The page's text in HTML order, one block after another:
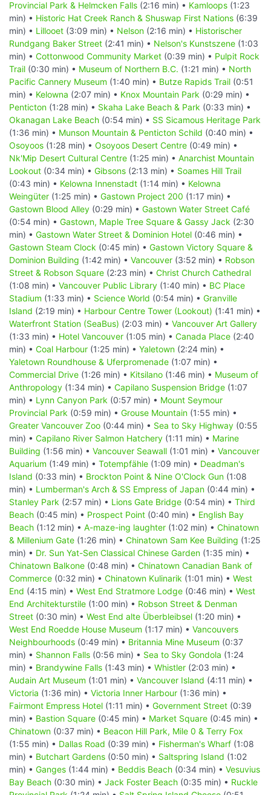
Provincial Park & Helmcken Falls (2:16 min) • Kamloops (1:23
min) • Historic Hat Creek Ranch & Shuswap First Nations (6:39
min) • Lillooet (3:09 min) • Nelson (2:16 min) • Historischer
Rundgang Baker Street (2:41 min) • Nelson's Kunstszene (1:03
min) • Cottonwood Community Market (0:39 min) • Pulpit Rock
Trail (0:30 min) • Museum of Northern B.C. (1:21 min) • North
Pacific Cannery Museum (1:40 min) • Butze Rapids Trail (0:51
min) • Kelowna (2:07 min) • Knox Mountain Park (0:29 min) •
Penticton (1:28 min) • Skaha Lake Beach & Park (0:33 min) •
Okanagan Lake Beach (0:54 min) • SS Sicamous Heritage Park
(1:36 min) • Munson Mountain & Penticton Schild (0:40 min) •
Osoyoos (1:28 min) • Osoyoos Desert Centre (0:49 min) •
Nk'Mip Desert Cultural Centre (1:25 min) • Anarchist Mountain
Lookout (0:34 min) • Gibsons (2:13 min) • Soames Hill Trail
(0:43 min) • Kelowna Innenstadt (1:14 min) • Kelowna
Weingüter (1:25 min) • Gastown Project 200 (1:17 min) •
Gastown Blood Alley (0:29 min) • Gastown Water Street Café
(0:54 min) • Gastown, Maple Tree Square & Gassy Jack (2:30
min) • Gastown Water Street & Dominion Hotel (0:46 min) •
Gastown Steam Clock (0:45 min) • Gastown Victory Square &
Dominion Building (1:42 min) • Vancouver (3:52 min) • Robson
Street & Robson Square (2:23 min) • Christ Church Cathedral
(1:08 min) • Vancouver Public Library (1:40 min) • BC Place
Stadium (1:33 min) • Science World (0:54 min) • Granville
Island (2:19 min) • Harbour Centre Tower (Lookout) (1:41 min) •
Waterfront Station (SeaBus) (2:03 min) • Vancouver Art Gallery
(1:33 min) • Hotel Vancouver (1:05 min) • Canada Place (2:40
min) • Coal Harbour (1:25 min) • Yaletown (2:24 min) •
Yaletown Roundhouse & Uferpromenade (1:07 min) •
Commercial Drive (1:26 min) • Kitsilano (1:46 min) • Museum of
Anthropology (1:34 min) • Capilano Suspension Bridge (1:07
min) • Lynn Canyon Park (0:57 min) • Mount Seymour
Provincial Park (0:59 min) • Grouse Mountain (1:55 min) •
Greater Vancouver Zoo (0:44 min) • Sea to Sky Highway (0:55
min) • Capilano River Salmon Hatchery (1:11 min) • Marine
Building (1:56 min) • Vancouver Seawall (1:01 min) • Vancouver
Aquarium (1:49 min) • Totempfähle (1:09 min) • Deadman's
Island (0:33 min) • Brockton Point & Nine O'Clock Gun (1:08
min) • Lumberman's Arch & SS Empress of Japan (0:44 min) •
Stanley Park (2:57 min) • Lions Gate Bridge (0:54 min) • Third
Beach (0:45 min) • Prospect Point (0:40 min) • English Bay
Beach (1:12 min) • A-maze-ing laughter (1:02 min) • Chinatown
& Millenium Gate (1:26 min) • Chinatown Sam Kee Building (1:25
min) • Dr. Sun Yat-Sen Classical Chinese Garden (1:35 min) •
Chinatown Balkone (0:48 min) • Chinatown Canadian Bank of
Commerce (0:32 min) • Chinatown Kulinarik (1:01 min) • West
End (4:15 min) • West End Stratmore Lodge (0:46 min) • West
End Architekturstile (1:00 min) • Robson Street & Denman
Street (0:30 min) • West End alte Überbleibsel (1:20 min) •
West End Roedde House Museum (1:17 min) • Vancouvers
Neighbourhoods (0:49 min) • Britannia Mine Museum (0:37
min) • Shannon Falls (0:56 min) • Sea to Sky Gondola (1:24
min) • Brandywine Falls (1:43 min) • Whistler (2:03 min) •
Audain Art Museum (1:01 min) • Vancouver Island (4:11 min) •
Victoria (1:36 min) • Victoria Inner Harbour (1:36 min) •
Fairmont Empress Hotel (1:11 min) • Government Street (0:39
min) • Bastion Square (0:45 min) • Market Square (0:45 min) •
Chinatown (0:37 min) • Beacon Hill Park, Mile 0 & Terry Fox
(1:55 min) • Dallas Road (0:39 min) • Fisherman's Wharf (1:08
min) • Butchart Gardens (0:50 min) • Saltspring Island (1:02
min) • Ganges (1:44 min) • Beddis Beach (0:34 min) • Vesuvius
Bay Beach (0:30 min) • Jack Foster Beach (0:35 min) • Ruckle